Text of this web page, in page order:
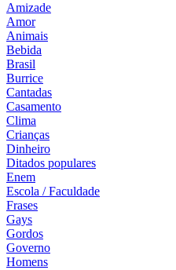
Amizade
Amor
Animais
Bebida
Brasil
Burrice
Cantadas
Casamento
Clima
Crianças
Dinheiro
Ditados populares
Enem
Escola / Faculdade
Frases
Gays
Gordos
Governo
Homens